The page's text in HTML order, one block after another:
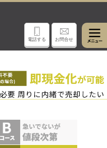
電話する お問合せ